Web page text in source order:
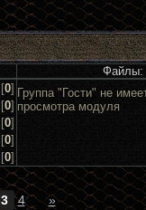
Файлы:
[0]
[0]
[0]
[0]
[0]
Группа "Гости" не
просмотра модуля
3 4 »